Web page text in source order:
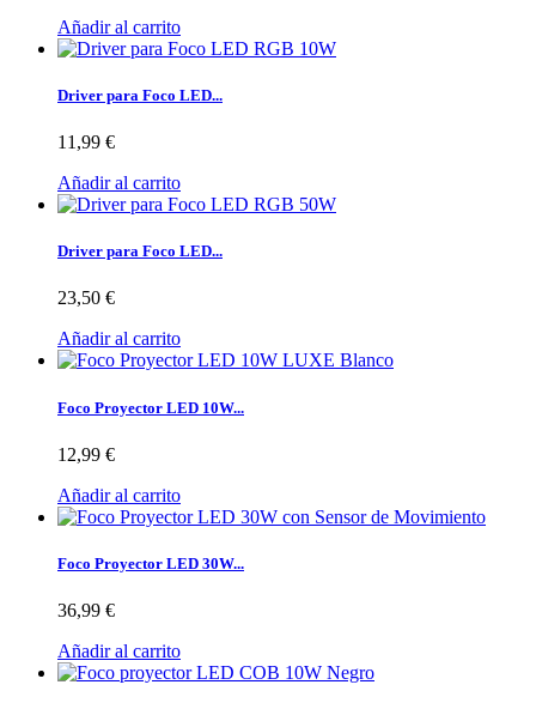
Añadir al carrito
Driver para Foco LED...
11,99 €
Añadir al carrito
Driver para Foco LED...
23,50 €
Añadir al carrito
Foco Proyector LED 10W...
12,99 €
Añadir al carrito
Foco Proyector LED 30W...
36,99 €
Añadir al carrito